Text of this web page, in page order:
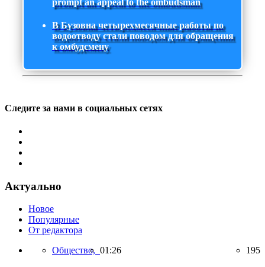
В Бузовна четырехмесячные работы по
водоотводу стали поводом для обращения
к омбудсмену
Следите за нами в социальных сетях
Актуально
Новое
Популярные
От редактора
Общество, 01:26 195